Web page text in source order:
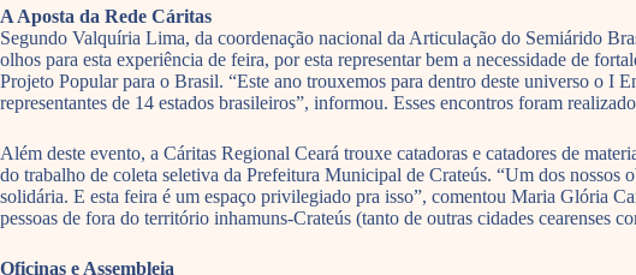
A Aposta da Rede Cáritas
Segundo Valquíria Lima, da coordenação nacional da Articulação do Semiárido
olhos para esta experiência de feira, por esta representar bem a necessidade de
Projeto Popular para o Brasil. “Este ano trouxemos para dentro deste universo o
representantes de 14 estados brasileiros”, informou. Esses encontros foram
Além deste evento, a Cáritas Regional Ceará trouxe catadoras e catadores de
do trabalho de coleta seletiva da Prefeitura Municipal de Crateús. “Um dos nossos
solidária. E esta feira é um espaço privilegiado pra isso”, comentou Maria Glória
pessoas de fora do território inhamuns-Crateús (tanto de outras cidades cearenses
Oficinas e Assembleia